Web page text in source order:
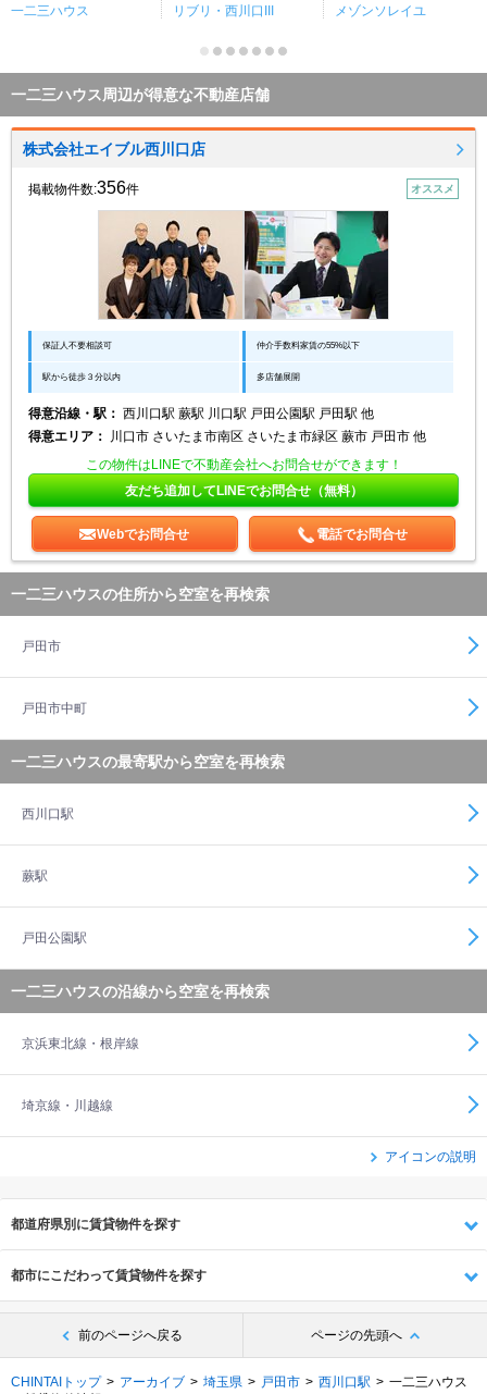
一二三ハウス リブリ・西川口III メゾンソレイユ
一二三ハウス周辺が得意な不動産店舗
株式会社エイブル西川口店
掲載物件数:356件 オススメ
保証人不要相談可 仲介手数料家賃の55%以下
駅から徒歩３分以内 多店舗展開
得意沿線・駅： 西川口駅 蕨駅 川口駅 戸田公園駅 戸田駅 他
得意エリア：
川口市 さいたま市南区 さいたま市緑区 蕨市 戸田市 他
この物件はLINEで不動産会社へお問合せができます！
友だち追加してLINEでお問合せ（無料）
Webでお問合せ 電話でお問合せ
一二三ハウスの住所から空室を再検索
戸田市
戸田市中町
一二三ハウスの最寄駅から空室を再検索
西川口駅
蕨駅
戸田公園駅
一二三ハウスの沿線から空室を再検索
京浜東北線・根岸線
埼京線・川越線
アイコンの説明
都道府県別に賃貸物件を探す
都市にこだわって賃貸物件を探す
前のページへ戻る ページの先頭へ
CHINTAIトップ アーカイブ 埼玉県 戸田市 西川口駅
一二三ハウス